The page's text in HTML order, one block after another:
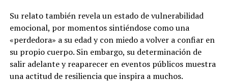
Su relato también revela un estado de vulnerabilidad
emocional, por momentos sintiéndose como una
«perdedora» a su edad y con miedo a volver a confiar en
su propio cuerpo. Sin embargo, su determinación de
salir adelante y reaparecer en eventos públicos muestra
una actitud de resiliencia que inspira a muchos.